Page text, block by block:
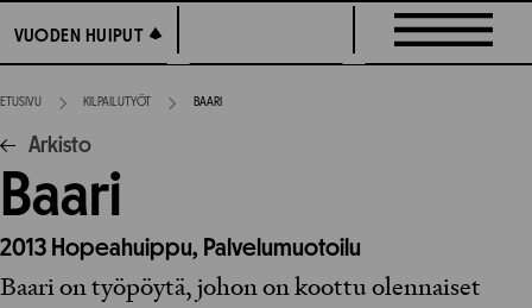
suoraan
sisältöön
VUODEN HUIPUT
VUODEN HUIPUT
ETUSIVU KILPAILUTYÖT BAARI
Arkisto
Baari
2013 Hopeahuippu, Palvelumuotoilu
Baari on työpöytä, johon on koottu olennaiset